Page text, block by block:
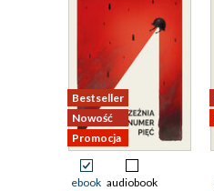
Bestseller
Nowość
Promocja
ebook audiobook